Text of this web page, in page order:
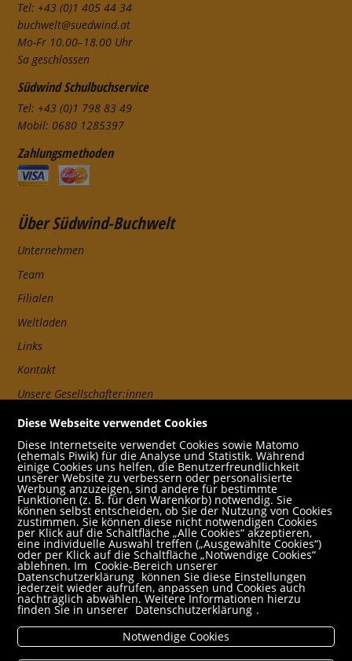
Tel: +43 (0)1 405 44 34
buchwelt@suedwind.at
Mo-Fr 10.00–18.00 Uhr
Sa geschlossen
Südwind Schulbuchservice
Tel: +43 (0)1 798 83 49
Mobil: 0680 1285397
Zahlungsmethoden
Über Südwind-Buchwelt
Unternehmen
Team
Filialen
Weltladen
Links
Kontakt
Unsere Gesellschafter:innen
AGB
Impressum
Datenschutz- und Cookieerklärung
Freund:innen
Service
Jobs
Newsletter abonnieren
Schulbuchservice
Rund um den Einkauf
Versandbedingungen
Diese Webseite verwendet Cookies
Diese Internetseite verwendet Cookies sowie Matomo
(ehemals Piwik) für die Analyse und Statistik. Während
einige Cookies uns helfen, die Benutzerfreundlichkeit
unserer Website zu verbessern oder personalisierte
Werbung anzuzeigen, sind andere für bestimmte
Funktionen (z. B. für den Warenkorb) notwendig. Sie
können selbst entscheiden, ob Sie der Nutzung von Cookies
zustimmen. Sie können diese nicht notwendigen Cookies
per Klick auf die Schaltfläche „Alle Cookies“ akzeptieren,
eine individuelle Auswahl treffen („Ausgewählte Cookies“)
oder per Klick auf die Schaltfläche „Notwendige Cookies“
ablehnen. Im Cookie-Bereich unserer
Datenschutzerklärung können Sie diese Einstellungen
jederzeit wieder aufrufen, anpassen und Cookies auch
nachträglich abwählen. Weitere Informationen hierzu
finden Sie in unserer Datenschutzerklärung .
Notwendige Cookies